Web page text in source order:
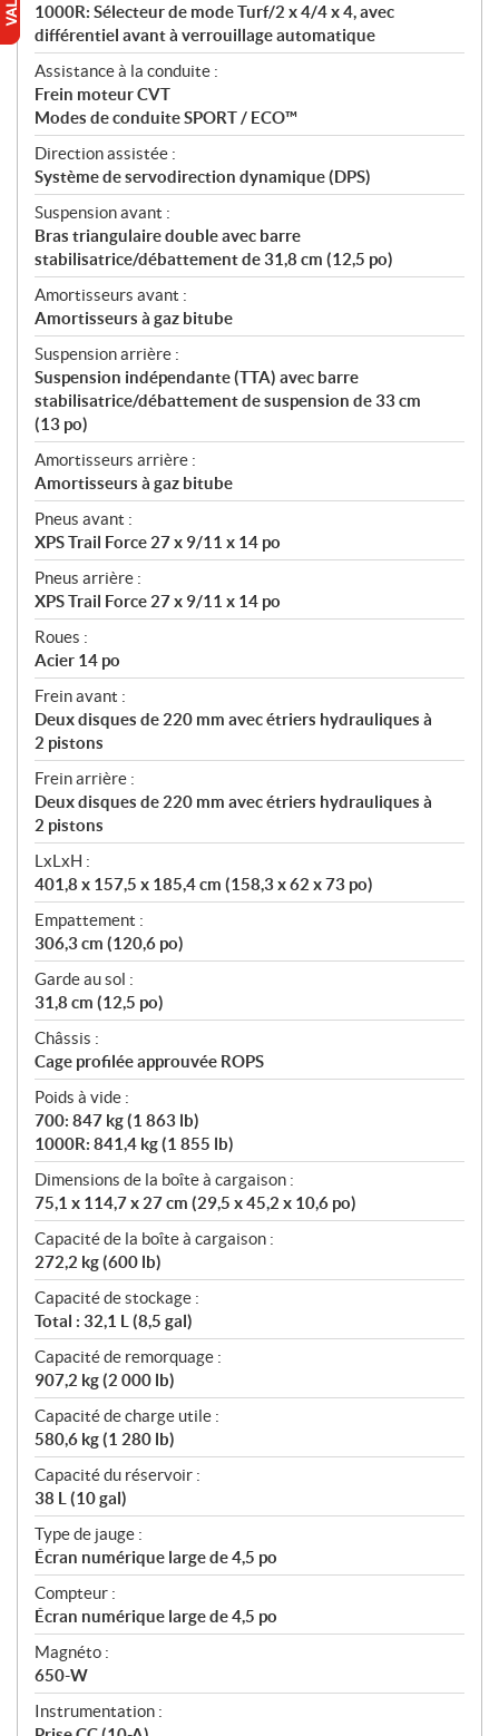
1000R: Sélecteur de mode Turf/2 x 4/4 x 4, avec
différentiel avant à verrouillage automatique
Assistance à la conduite :
Frein moteur CVT
Modes de conduite SPORT / ECO™
Direction assistée :
Système de servodirection dynamique (DPS)
Suspension avant :
Bras triangulaire double avec barre
stabilisatrice/débattement de 31,8 cm (12,5 po)
Amortisseurs avant :
Amortisseurs à gaz bitube
Suspension arrière :
Suspension indépendante (TTA) avec barre
stabilisatrice/débattement de suspension de 33 cm
(13 po)
Amortisseurs arrière :
Amortisseurs à gaz bitube
Pneus avant :
XPS Trail Force 27 x 9/11 x 14 po
Pneus arrière :
XPS Trail Force 27 x 9/11 x 14 po
Roues :
Acier 14 po
Frein avant :
Deux disques de 220 mm avec étriers hydrauliques à
2 pistons
Frein arrière :
Deux disques de 220 mm avec étriers hydrauliques à
2 pistons
LxLxH :
401,8 x 157,5 x 185,4 cm (158,3 x 62 x 73 po)
Empattement :
306,3 cm (120,6 po)
Garde au sol :
31,8 cm (12,5 po)
Châssis :
Cage profilée approuvée ROPS
Poids à vide :
700: 847 kg (1 863 lb)
1000R: 841,4 kg (1 855 lb)
Dimensions de la boîte à cargaison :
75,1 x 114,7 x 27 cm (29,5 x 45,2 x 10,6 po)
Capacité de la boîte à cargaison :
272,2 kg (600 lb)
Capacité de stockage :
Total : 32,1 L (8,5 gal)
Capacité de remorquage :
907,2 kg (2 000 lb)
Capacité de charge utile :
580,6 kg (1 280 lb)
Capacité du réservoir :
38 L (10 gal)
Type de jauge :
Écran numérique large de 4,5 po
Compteur :
Écran numérique large de 4,5 po
Magnéto :
650-W
Instrumentation :